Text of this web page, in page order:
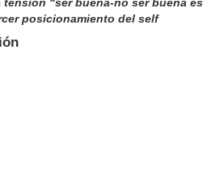
posicionamiento del self